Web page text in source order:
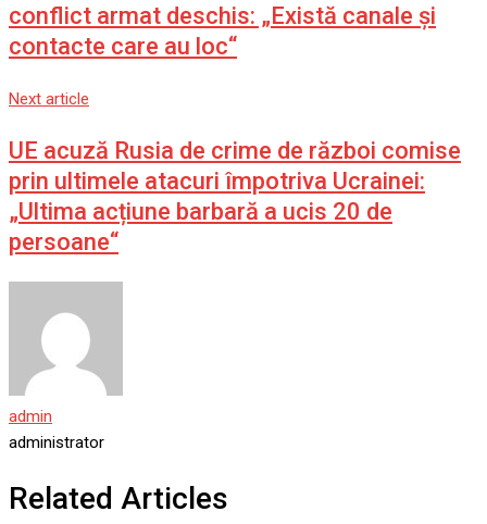
conflict armat deschis: „Există canale şi
contacte care au loc“
Next article
UE acuză Rusia de crime de război comise
prin ultimele atacuri împotriva Ucrainei:
„Ultima acțiune barbară a ucis 20 de
persoane“
admin
administrator
Related Articles